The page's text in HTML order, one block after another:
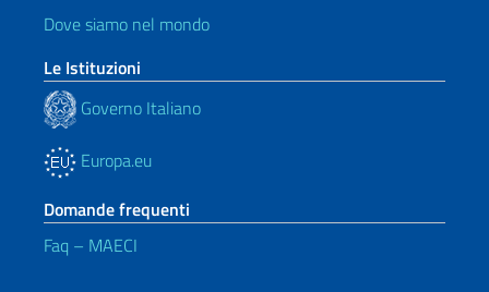
Dove siamo nel mondo
Le Istituzioni
Governo Italiano
Europa.eu
Domande frequenti
Faq – MAECI